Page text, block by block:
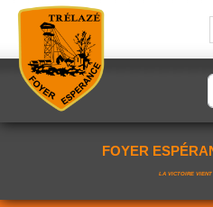
FOYER
LA VICTOIRE VIENT
Panneau de gestion des cookies